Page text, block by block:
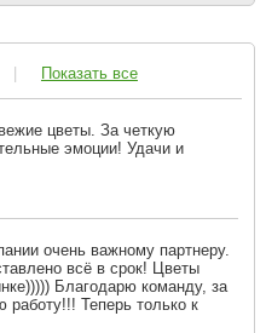
| Показать все
цветы. За четкую
эмоции! Удачи и
очень важному партнеру.
всё в срок! Цветы
Благодарю команду, за
работу!!! Теперь только к